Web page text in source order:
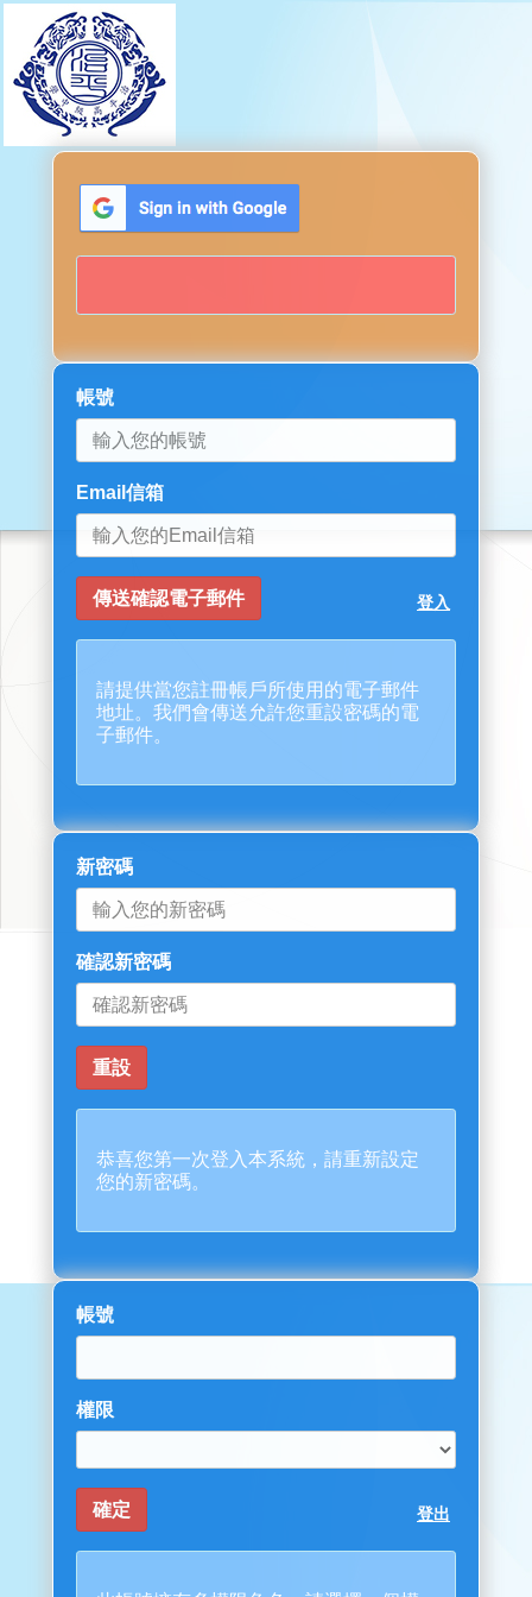
帳號
Email信箱
登入
請提供當您註冊帳戶所使用的電子郵件
地址。我們會傳送允許您重設密碼的電
子郵件。
新密碼
確認新密碼
恭喜您第一次登入本系統，請重新設定
您的新密碼。
帳號
權限
登出